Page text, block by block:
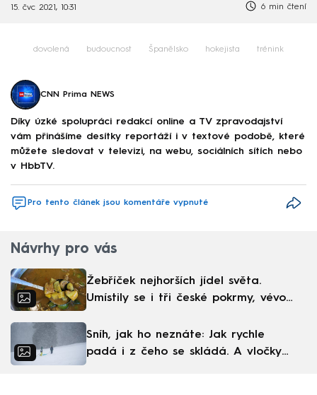
15. čvc 2021, 10:31 6 min čtení
dovolená budoucnost Španělsko hokejista trénink
CNN Prima NEWS
Díky úzké spolupráci redakcí online a TV zpravodajství
vám přinášíme desítky reportáží i v textové podobě, které
můžete sledovat v televizi, na webu, sociálních sítích nebo
v HbbTV.
Pro tento článek jsou komentáře vypnuté
Návrhy pro vás
Žebříček nejhorších jídel světa.
Umístily se i tři české pokrmy, vévodí
Sníh, jak ho neznáte: Jak rychle
padá i z čeho se skládá. A vločky